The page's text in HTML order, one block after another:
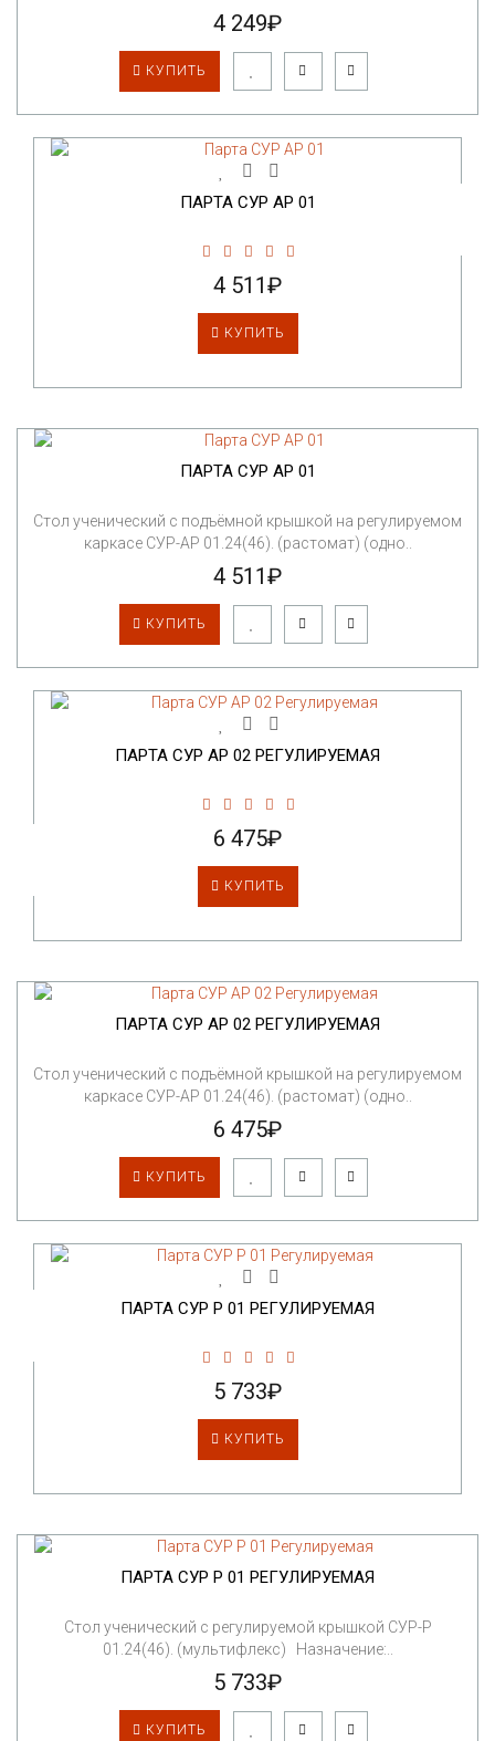
4 249₽
КУПИТЬ
ПАРТА СУР АР 01
4 511₽
КУПИТЬ
ПАРТА СУР АР 01
Стол ученический с подъёмной крышкой на регулируемом
каркасе СУР-АР 01.24(46). (растомат) (одно..
4 511₽
КУПИТЬ
ПАРТА СУР АР 02 РЕГУЛИРУЕМАЯ
6 475₽
КУПИТЬ
ПАРТА СУР АР 02 РЕГУЛИРУЕМАЯ
Стол ученический с подъёмной крышкой на регулируемом
каркасе СУР-АР 01.24(46). (растомат) (одно..
6 475₽
КУПИТЬ
ПАРТА СУР Р 01 РЕГУЛИРУЕМАЯ
5 733₽
КУПИТЬ
ПАРТА СУР Р 01 РЕГУЛИРУЕМАЯ
Стол ученический с регулируемой крышкой СУР-Р
01.24(46). (мультифлекс) Назначение:..
5 733₽
КУПИТЬ